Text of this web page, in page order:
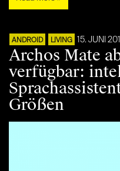
ANDROID LIVING 15. JUNI
Archos Mate
verfügbar:
Größen